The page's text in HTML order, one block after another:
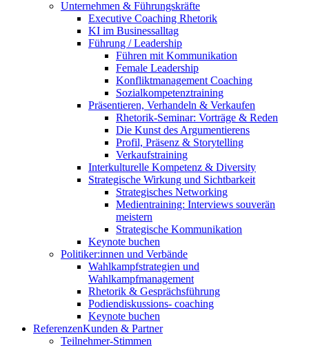
Unternehmen & Führungskräfte
Executive Coaching Rhetorik
KI im Businessalltag
Führung / Leadership
Führen mit Kommunikation
Female Leadership
Konfliktmanagement Coaching
Sozialkompetenztraining
Präsentieren, Verhandeln & Verkaufen
Rhetorik-Seminar: Vorträge & Reden
Die Kunst des Argumentierens
Profil, Präsenz & Storytelling
Verkaufstraining
Interkulturelle Kompetenz & Diversity
Strategische Wirkung und Sichtbarkeit
Strategisches Networking
Medientraining: Interviews souverän
meistern
Strategische Kommunikation
Keynote buchen
Politiker:innen und Verbände
Wahlkampfstrategien und
Wahlkampfmanagement
Rhetorik & Gesprächsführung
Podiendiskussions- coaching
Keynote buchen
ReferenzenKunden & Partner
Teilnehmer-Stimmen